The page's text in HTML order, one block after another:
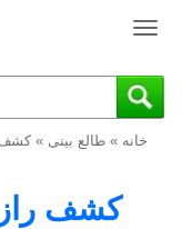
T
g
g
خانه » طالع بینی »